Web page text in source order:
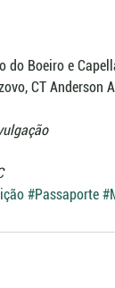
Boeiro e
CT Anderson
#Passaporte